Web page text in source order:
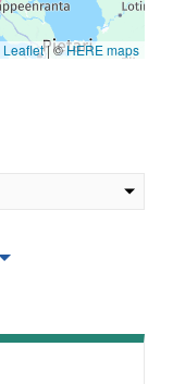
Leaflet|©HERE maps